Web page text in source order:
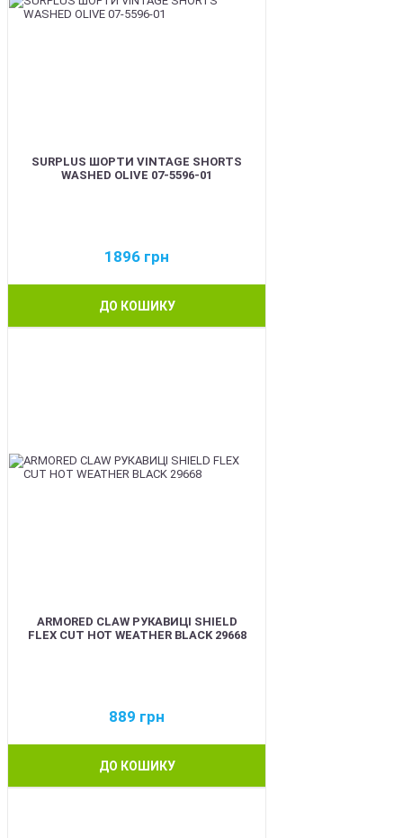
SURPLUS ШОРТИ VINTAGE SHORTS
WASHED OLIVE 07-5596-01
1896 грн
ДО КОШИКУ
ARMORED CLAW РУКАВИЦІ SHIELD
FLEX CUT HOT WEATHER BLACK 29668
889 грн
ДО КОШИКУ